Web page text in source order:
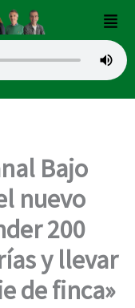
Bajo
nuevo
200
y llevar
de finca»